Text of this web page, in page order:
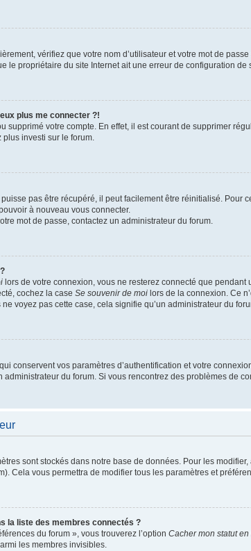
vérifiez que votre nom d’utilisateur et votre mot de
le propriétaire du site Internet ait une erreur de configuration de
plus me connecter ?!
supprimé votre compte. En effet, il est courant de supprimer
plus investi sur le forum.
pas être récupéré, il peut facilement être réinitialisé. Pour
à nouveau vous connecter.
mot de passe, contactez un administrateur du forum.
lors de votre connexion, vous ne resterez connecté que
cochez la case Se souvenir de moi lors de la connexion. Ce
voyez pas cette case, cela signifie qu’un administrateur du
conservent vos paramètres d’authentification et votre
du forum. Si vous rencontrez des problèmes de
sont stockés dans notre base de données. Pour les modifier,
Cela vous permettra de modifier tous les paramètres et
la liste des membres connectés ?
du forum », vous trouverez l’option Cacher mon statut
les membres invisibles.